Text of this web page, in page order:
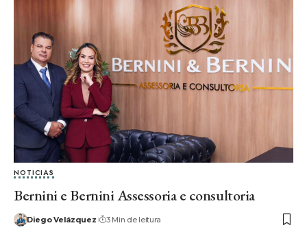
NOTICIAS
Bernini e Bernini Assessoria e consultoria
Diego Velázquez 3 Min de leitura